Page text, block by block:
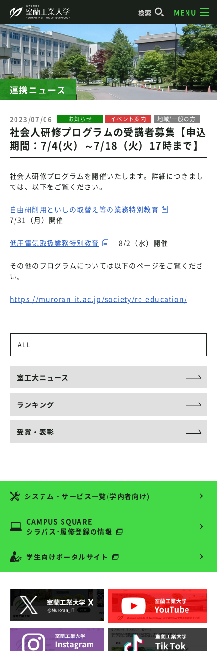
検索 MENU
連携ニュース
2023/07/06 お知らせ イベント案内 地域/一般の方
社会人研修プログラムの受講者募集【申込
期間：7/4(火）～7/18（火）17時まで】
社会人研修プログラムを開催いたします。詳細につきまし
ては、以下をご覧ください。
自由研削用といしの取替え等の業務特別教育
7/31（月）開催
低圧電気取扱業務特別教育 8/2（水）開催
その他のプログラムについては以下のページをご覧くださ
い。
https://muroran-it.ac.jp/society/re-education/
ALL
室工大ニュース
ランキング
受賞・表彰
システム・サービス一覧(学内者向け)
CAMPUS SQUARE
シラバス･履修登録の情報
学生向けポータルサイト